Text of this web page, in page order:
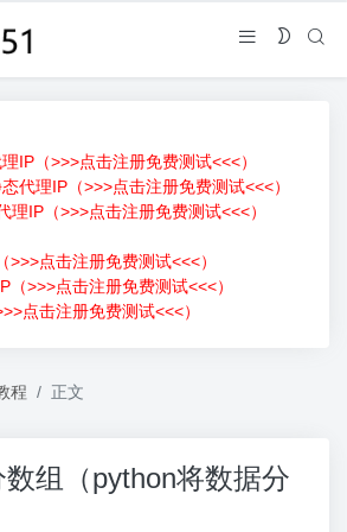
IP（>>>点击注册免费测试<<<）
代理IP（>>>点击注册免费测试<<<）
理IP（>>>点击注册免费测试<<<）
>>>点击注册免费测试<<<）
>>>点击注册免费测试<<<）
点击注册免费测试<<<）
程 正文
组（python将数据分